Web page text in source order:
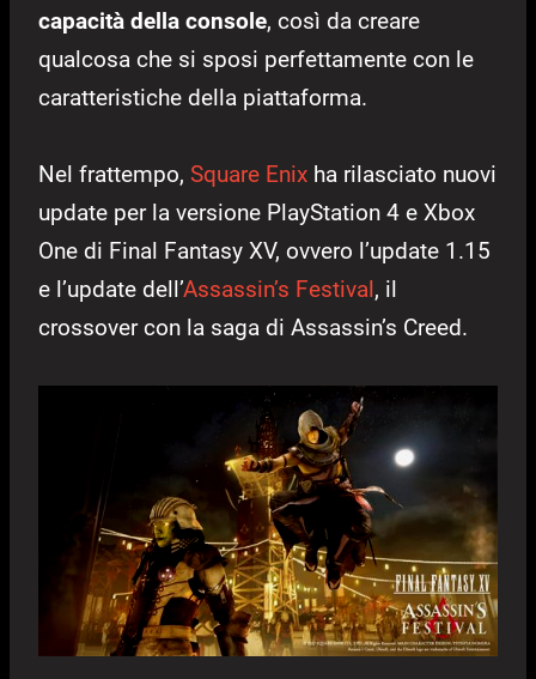
capacità della console, così da creare
qualcosa che si sposi perfettamente con le
caratteristiche della piattaforma.
Nel frattempo, Square Enix ha rilasciato nuovi
update per la versione PlayStation 4 e Xbox
One di Final Fantasy XV, ovvero l’update 1.15
e l’update dell’Assassin’s Festival, il
crossover con la saga di Assassin’s Creed.